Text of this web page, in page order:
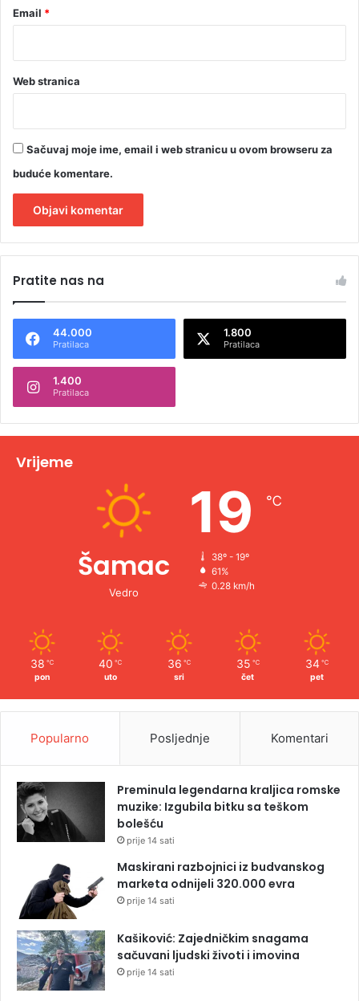
Email *
Web stranica
Sačuvaj moje ime, email i web stranicu u ovom browseru za
buduće komentare.
t
n
t
v
Pratite nas na
44.000
Pratilaca
1.800
Pratilaca
1.400
Pratilaca
Vrijeme
Šamac
Vedro
19 ℃
38º - 19º
61%
0.28 km/h
38 ℃
pon
40 ℃
uto
36 ℃
sri
35 ℃
čet
34 ℃
pet
Popularno Posljednje Komentari
Preminula legendarna kraljica romske
muzike: Izgubila bitku sa teškom
bolešću
prije 14 sati
Maskirani razbojnici iz budvanskog
marketa odnijeli 320.000 evra
prije 14 sati
Kašiković: Zajedničkim snagama
sačuvani ljudski životi i imovina
prije 14 sati